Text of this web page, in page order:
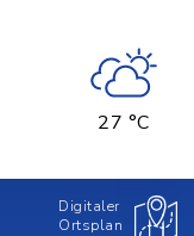
27 °C
Digitaler
Ortsplan